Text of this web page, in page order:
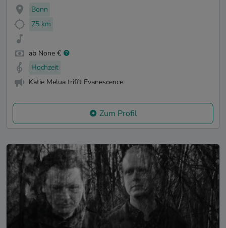
Bonn
75 km
ab None €
Hochzeit
Katie Melua trifft Evanescence
Zum Profil